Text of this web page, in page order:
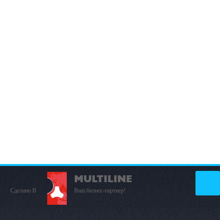
Сделано В
MULTILINE
Ваш бизнес-партнер!